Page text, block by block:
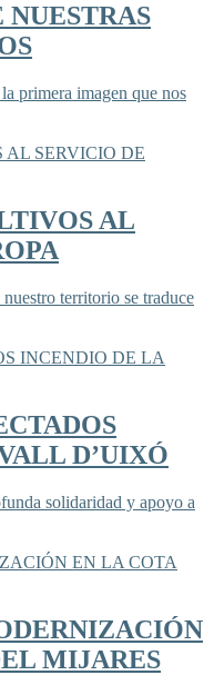
NUESTRAS
primera imagen que nos
AL
territorio se traduce
D’UIXÓ
solidaridad y apoyo a
MIJARES